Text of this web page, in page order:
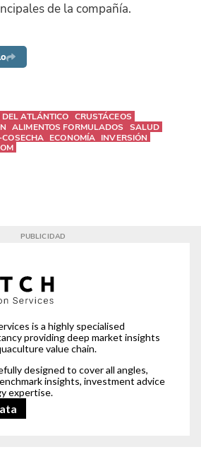
de la compañía.
ATLÁNTICO CRUSTÁCEOS
ALIMENTOS FORMULADOS
SALUD
COSECHA ECONOMÍA INVERSIÓN
is a highly specialised
providing deep market insights
value chain.
designed to cover all angles,
insights, investment advice
expertise.